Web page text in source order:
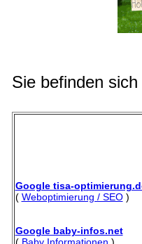
Sie befinden
Google tisa-
( Weboptimierung / SEO)
Google baby-infos.net